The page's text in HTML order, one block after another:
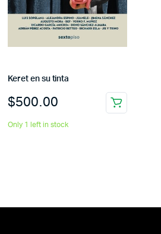
Keret en su tinta
$500.00
Only 1 left in stock